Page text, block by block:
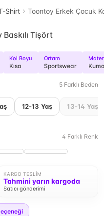
Shirt Toontoy Erkek Çocuk
Tişört
Kol Boyu
Kısa
Ortam
Sportswear
5 Farklı Beden
12-13 Yaş 13-14 Yaş
4 Farklı Renk
KARGO TESLIM
Tahmini yarın kargoda
Satıcı gönderimi